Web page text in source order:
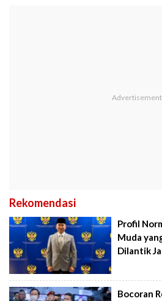
Rekomendasi
Profil
Muda
Dilantik
Bocoran